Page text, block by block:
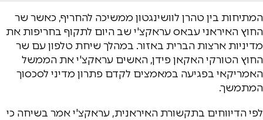
המתיחות בין טהרן לוושינגטון ממשיכה להחריף, כאשר שר
החוץ האיראני עבאס עראקצ'י שב היום לתקוף בחריפות את
מדיניות ארצות הברית באזור. במהלך שיחת טלפון עם שר
החוץ הטורקי האקאן פידן, האשים עראקצ'י את הממשל
האמריקאי בפגיעה במאמצים לקדם פתרון מדיני לסכסוך
המתמשך.
לפי הדיווחים בתקשורת האיראנית, עראקצ'י אמר בשיחה כי